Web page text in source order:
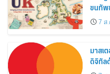
ขนทัพ
อาณา
สิงหาค
7 ส
มาสเ
ดิจิทัล